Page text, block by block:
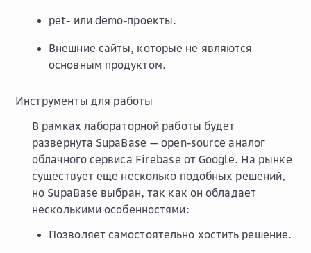
pet- или demo-проекты.
Внешние сайты, которые не являются
основным продуктом.
Инструменты для работы
В рамках лабораторной работы будет
развернута SupaBase — open-source аналог
облачного сервиса Firebase от Google. На рынке
существует еще несколько подобных решений,
но SupaBase выбран, так как он обладает
несколькими особенностями:
Позволяет самостоятельно хостить решение.